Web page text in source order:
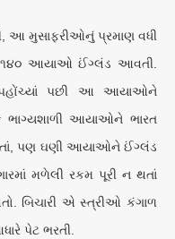
આ મુસાફરીઓનું પ્રમાણ વધી
આયાઓ ઈંગ્લંડ આવતી.
પછી આ આયાઓને
ભાગ્યશાળી આયાઓને ભારત
લેતાં, પણ ઘણી આયાઓને ઈંગ્લંડ
મળેલી રકમ પૂરી ન થતાં
બિચારી એ સ્ત્રીઓ કંગાળ
પેટ ભરતી.